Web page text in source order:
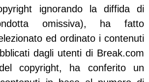
ignorando la diffida di
omissiva), ha fatto
ed ordinato i contenuti
dagli utenti di Break.com
copyright, ha conferito un